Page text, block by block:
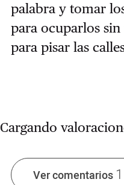
palabra y tomar
para ocuparlos sin
para pisar las
Cargando
Ver comentarios 1